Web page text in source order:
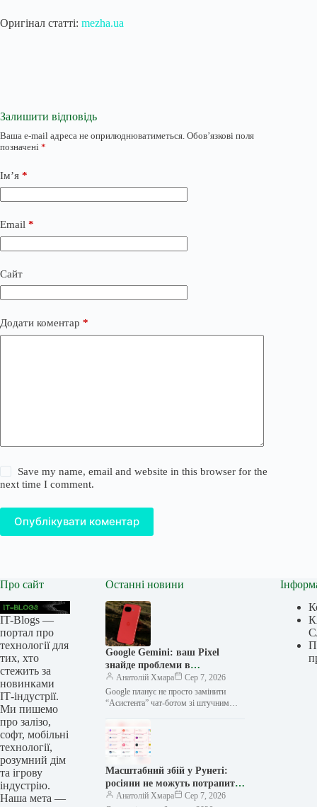
Оригінал статті: mezha.ua
Залишити відповідь
Ваша e-mail адреса не оприлюднюватиметься. Обов’язкові поля
позначені *
Ім’я *
Email *
Сайт
Додати коментар *
Save my name, email and website in this browser for the
next time I comment.
Опублікувати коментар
Про сайт
IT-Blogs —
портал про
технології для
тих, хто
стежить за
новинками
ІТ-індустрії.
Ми пишемо
про залізо,
софт, мобільні
технології,
розумний дім
та ігрову
індустрію.
Наша мета —
Останні новини
Google Gemini: ваш Pixel
знайде проблеми в
налаштуваннях сам!
Анатолій Хмара
Сер 7, 2026
Google планує не просто замінити
“Асистента” чат-ботом зі штучним
останнього на якісно новий рівень.
Якщо користувач…
Масштабний збій у Рунеті:
росіяни не можуть потрапити
на десятки сайтів
Анатолій Хмара
Сер 7, 2026